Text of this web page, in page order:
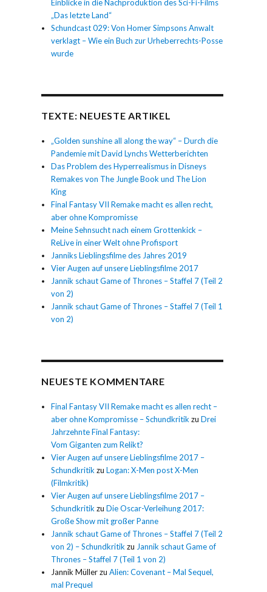
Einblicke in die Nachproduktion des Sci-Fi-Films
„Das letzte Land“
Schundcast 029: Von Homer Simpsons Anwalt
verklagt – Wie ein Buch zur Urheberrechts-Posse
wurde
TEXTE: NEUESTE ARTIKEL
„Golden sunshine all along the way“ – Durch die
Pandemie mit David Lynchs Wetterberichten
Das Problem des Hyperrealismus in Disneys
Remakes von The Jungle Book und The Lion
King
Final Fantasy VII Remake macht es allen recht,
aber ohne Kompromisse
Meine Sehnsucht nach einem Grottenkick –
ReLive in einer Welt ohne Profisport
Janniks Lieblingsfilme des Jahres 2019
Vier Augen auf unsere Lieblingsfilme 2017
Jannik schaut Game of Thrones – Staffel 7 (Teil 2
von 2)
Jannik schaut Game of Thrones – Staffel 7 (Teil 1
von 2)
NEUESTE KOMMENTARE
Final Fantasy VII Remake macht es allen recht –
aber ohne Kompromisse – Schundkritik zuDrei
Jahrzehnte Final Fantasy:
Vom Giganten zum Relikt?
Vier Augen auf unsere Lieblingsfilme 2017 –
Schundkritik zuLogan: X-Men post X-Men
(Filmkritik)
Vier Augen auf unsere Lieblingsfilme 2017 –
Schundkritik zuDie Oscar-Verleihung 2017:
Große Show mit großer Panne
Jannik schaut Game of Thrones – Staffel 7 (Teil 2
von 2) – Schundkritik zu Jannik schaut Game of
Thrones – Staffel 7 (Teil 1 von 2)
Jannik MüllerzuAlien: Covenant – Mal Sequel,
mal Prequel